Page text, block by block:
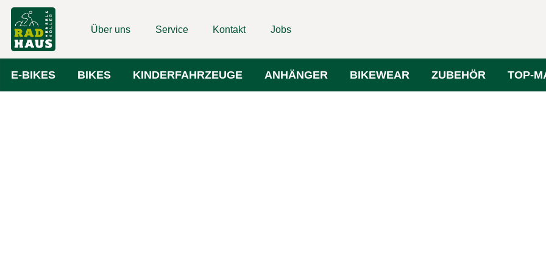
Über uns Service Kontakt Jobs
E-BIKES BIKES KINDERFAHRZEUGE ANHÄNGER BIKEWEAR ZUBEHÖR TOP-